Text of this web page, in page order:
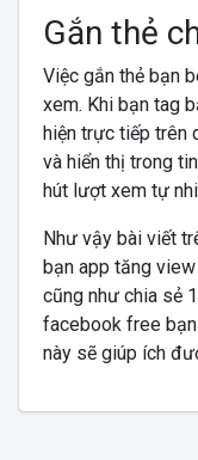
Gắn thẻ
Việc gắn thẻ bạn
xem. Khi bạn tag
hiện trực tiếp trên
và hiển thị trong
hút lượt xem tự
Như vậy bài viết
bạn app tăng
cũng như chia sẻ
facebook free
này sẽ giúp ích